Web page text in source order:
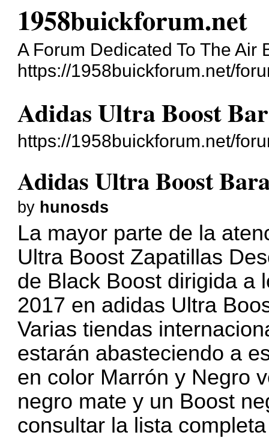
1958buickforum.net
A Forum Dedicated To The Air
https://1958buickforum.net/
Adidas Ultra Boost
https://1958buickforum.net/
Adidas Ultra Boost
by hunosds
La mayor parte de la
Ultra Boost Zapatillas
de Black Boost dirigida a
2017 en adidas Ultra
Varias tiendas
estarán abasteciendo a
en color Marrón y Negro
negro mate y un Boost
consultar la lista